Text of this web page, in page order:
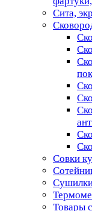
Сита,
Совки
Товары